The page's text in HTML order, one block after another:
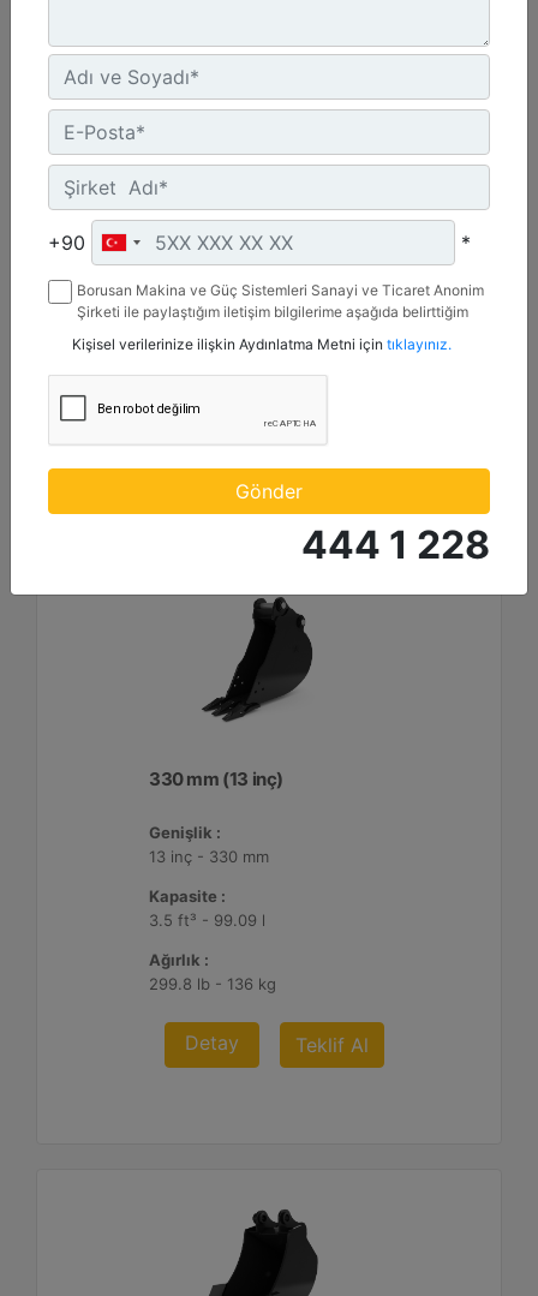
1.200 mm (47 inç)
Genişlik :
47.2 inç - 1200 mm
Kapasite :
9.2 ft³ - 259.89 l
Ağırlık :
410.5 lb - 186.19 kg
Teklif Al
330 mm (13 inç)
Genişlik :
13 inç - 330 mm
Kapasite :
3.5 ft³ - 99.09 l
Ağırlık :
299.8 lb - 136 kg
Detay Teklif Al
+90 *
Borusan Makina ve Güç Sistemleri Sanayi ve Ticaret Anonim
Şirketi ile paylaştığım iletişim bilgilerime aşağıda belirttiğim
mesaj gönderilmesine izin veriyorum.
Kişisel verilerinize ilişkin Aydınlatma Metni için tıklayınız.
Gönder
444 1 228